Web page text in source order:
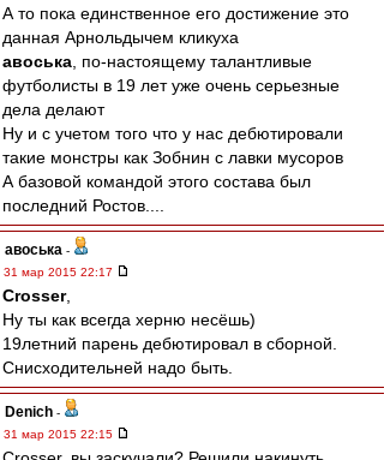
А то пока единственное его достижение это
данная Арнольдычем кликуха
авоська , по-настоящему талантливые
футболисты в 19 лет уже очень серьезные
дела делают
Ну и с учетом того что у нас дебютировали
такие монстры как Зобнин с лавки мусоров
А базовой командой этого состава был
последний Ростов....
авоська -
31 мар 2015 22:17
Crosser,
Ну ты как всегда херню несёшь)
19летний парень дебютировал в сборной.
Снисходительней надо быть.
Denich -
31 мар 2015 22:15